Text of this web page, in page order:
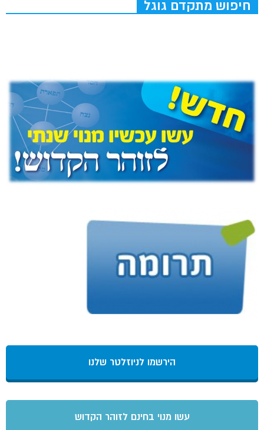
חיפוש מתקדם גוגל
הירשמו לניוזלטר שלנו
עשו מנוי בחינם לזוהר הקדוש